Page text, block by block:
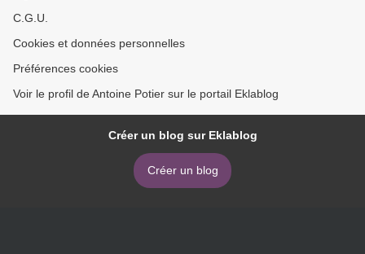
C.G.U.
Cookies et données personnelles
Préférences cookies
Voir le profil de Antoine Potier sur le portail Eklablog
Créer un blog sur Eklablog
Créer un blog